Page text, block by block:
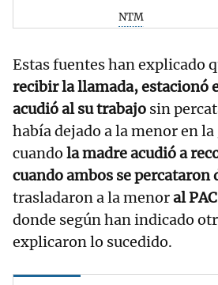
NTM
Estas fuentes han explicado
recibir la llamada, estacionó
acudió al su trabajo sin
había dejado a la menor en
cuando la madre acudió a
cuando ambos se percataron
trasladaron a la menoral
donde según han indicado
explicaron lo sucedido.